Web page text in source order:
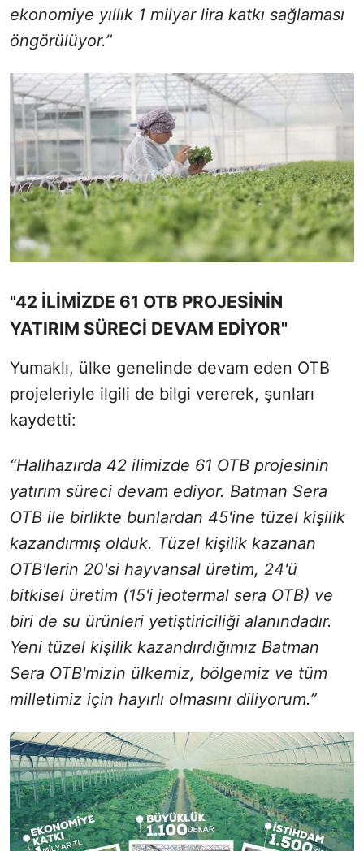
ekonomiye yıllık 1 milyar lira katkı sağlaması
öngörülüyor.”
"42 İLİMİZDE 61 OTB PROJESİNİN
YATIRIM SÜRECİ DEVAM EDİYOR"
Yumaklı, ülke genelinde devam eden OTB
projeleriyle ilgili de bilgi vererek, şunları
kaydetti:
“Halihazırda 42 ilimizde 61 OTB projesinin
yatırım süreci devam ediyor. Batman Sera
OTB ile birlikte bunlardan 45'ine tüzel kişilik
kazandırmış olduk. Tüzel kişilik kazanan
OTB'lerin 20'si hayvansal üretim, 24'ü
bitkisel üretim (15'i jeotermal sera OTB) ve
biri de su ürünleri yetiştiriciliği alanındadır.
Yeni tüzel kişilik kazandırdığımız Batman
Sera OTB'mizin ülkemiz, bölgemiz ve tüm
milletimiz için hayırlı olmasını diliyorum.”